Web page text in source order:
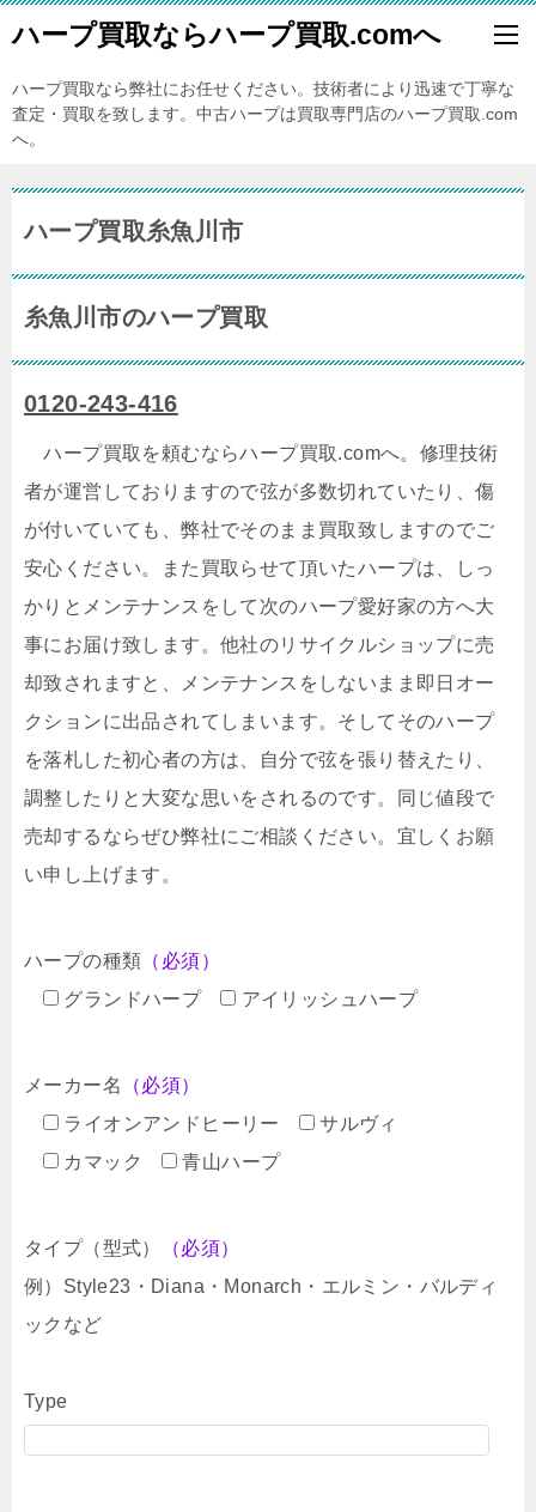
ハープ買取ならハープ買取.comへ
ハープ買取なら弊社にお任せください。技術者により迅速で丁寧な
査定・買取を致します。中古ハープは買取専門店のハープ買取.com
へ。
ハープ買取糸魚川市
糸魚川市のハープ買取
0120-243-416
ハープ買取を頼むならハープ買取.comへ。修理技術
者が運営しておりますので弦が多数切れていたり、傷
が付いていても、弊社でそのまま買取致しますのでご
安心ください。また買取らせて頂いたハープは、しっ
かりとメンテナンスをして次のハープ愛好家の方へ大
事にお届け致します。他社のリサイクルショップに売
却致されますと、メンテナンスをしないまま即日オー
クションに出品されてしまいます。そしてそのハープ
を落札した初心者の方は、自分で弦を張り替えたり、
調整したりと大変な思いをされるのです。同じ値段で
売却するならぜひ弊社にご相談ください。宜しくお願
い申し上げます。
ハープの種類 （必須）
グランドハープ
アイリッシュハープ
メーカー名
（必須）
ライオンアンドヒーリー
サルヴィ
カマック
青山ハープ
タイプ（型式）
（必須）
例）Style23・Diana・Monarch・エルミン・バルディ
ックなど
Type